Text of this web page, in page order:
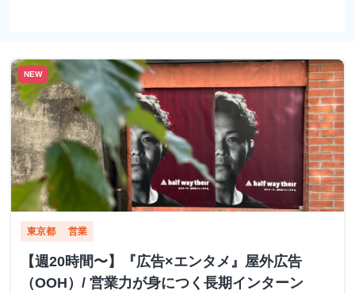
NEW
東京都 営業
【週20時間〜】『広告×エンタメ』屋外広告
（OOH）/ 営業力が身につく長期インターン